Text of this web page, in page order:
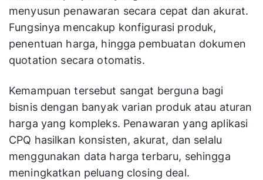
menyusun penawaran secara cepat dan akurat.
Fungsinya mencakup konfigurasi produk,
penentuan harga, hingga pembuatan dokumen
quotation secara otomatis.
Kemampuan tersebut sangat berguna bagi
bisnis dengan banyak varian produk atau aturan
harga yang kompleks. Penawaran yang aplikasi
CPQ hasilkan konsisten, akurat, dan selalu
menggunakan data harga terbaru, sehingga
meningkatkan peluang closing deal.